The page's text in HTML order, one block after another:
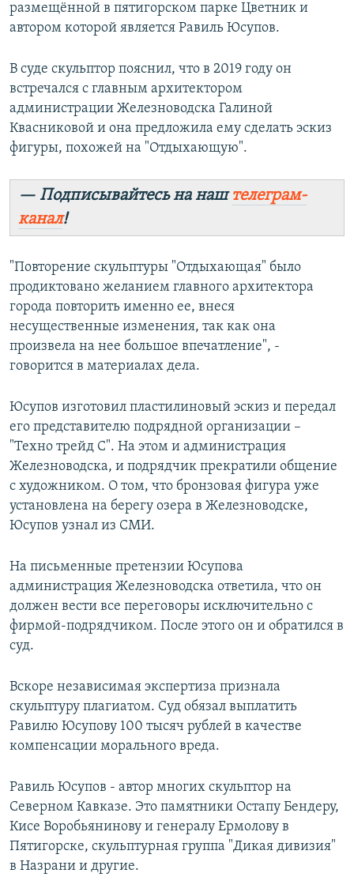
размещённой в пятигорском парке Цветник и
автором которой является Равиль Юсупов.
В суде скульптор пояснил, что в 2019 году он
встречался с главным архитектором
администрации Железноводска Галиной
Квасниковой и она предложила ему сделать эскиз
фигуры, похожей на "Отдыхающую".
— Подписывайтесь на наштелеграм-
канал!
"Повторение скульптуры "Отдыхающая" было
продиктовано желанием главного архитектора
города повторить именно ее, внеся
несущественные изменения, так как она
произвела на нее большое впечатление", -
говорится в материалах дела.
Юсупов изготовил пластилиновый эскиз и передал
его представителю подрядной организации –
"Техно трейд С". На этом и администрация
Железноводска, и подрядчик прекратили общение
с художником. О том, что бронзовая фигура уже
установлена на берегу озера в Железноводске,
Юсупов узнал из СМИ.
На письменные претензии Юсупова
администрация Железноводска ответила, что он
должен вести все переговоры исключительно с
фирмой-подрядчиком. После этого он и обратился в
суд.
Вскоре независимая экспертиза признала
скульптуру плагиатом. Суд обязал выплатить
Равилю Юсупову 100 тысяч рублей в качестве
компенсации морального вреда.
Равиль Юсупов - автор многих скульптор на
Северном Кавказе. Это памятники Остапу Бендеру,
Кисе Воробьянинову и генералу Ермолову в
Пятигорске, скульптурная группа "Дикая дивизия"
в Назрани и другие.